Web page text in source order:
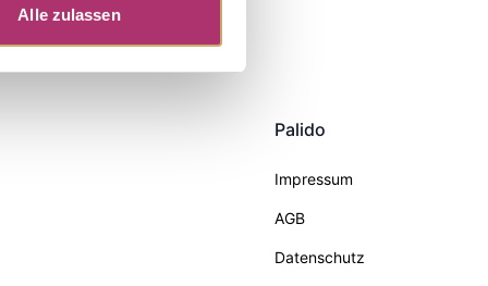
Alle zulassen
Palido
Impressum
AGB
Datenschutz